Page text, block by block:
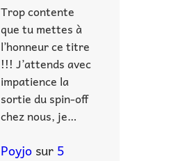
Trop contente
que tu mettes à
l’honneur ce titre
!!! J’attends avec
impatience la
sortie du spin-off
chez nous, je…
Poyjosur 5